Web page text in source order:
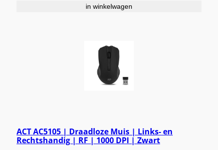
in winkelwagen
ACT AC5105 | Draadloze Muis | Links- en
Rechtshandig | RF | 1000 DPI | Zwart